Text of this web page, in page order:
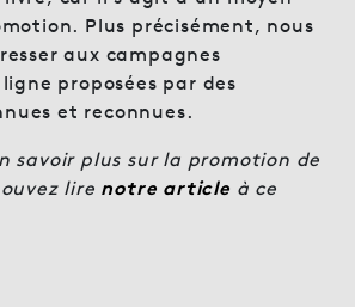
Plus précisément, nous
aux campagnes
proposées par des
et reconnues.
savoir plus sur la promotion de
lire notre article à ce